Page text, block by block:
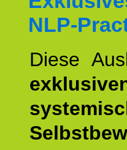
NLP-
Diese